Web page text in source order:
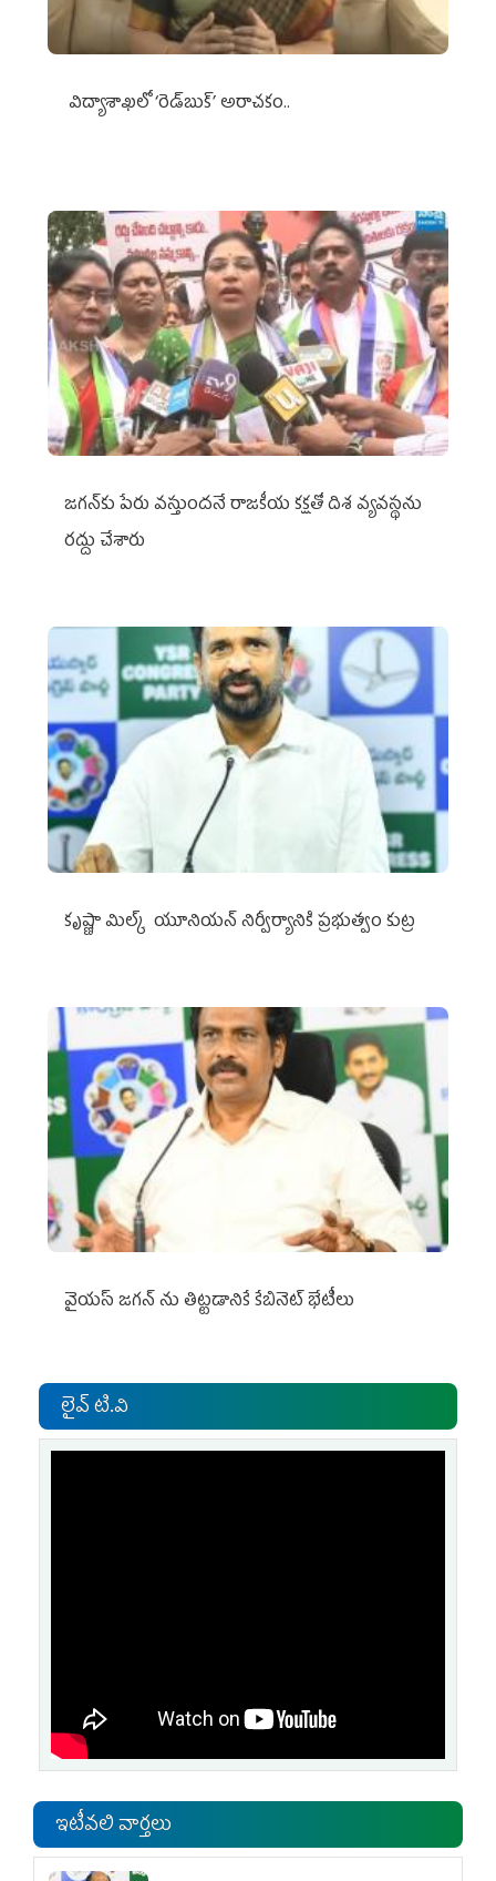
విద్యాశాఖలో ‘రెడ్‌బుక్’ అరాచకం..
జగన్‌కు పేరు వస్తుందనే రాజకీయ కక్షతో దిశ వ్య‌వ‌స్థ‌ను
రద్దు చేశారు
కృష్ణా మిల్క్‌ యూనియన్‌ నిర్వీర్యానికి ప్రభుత్వం కుట్ర
వైయ‌స్ జగన్‌ ను తిట్టడానికే కేబినెట్‌ భేటీలు
లైవ్ టి.వి
ఇటీవలి వార్తలు